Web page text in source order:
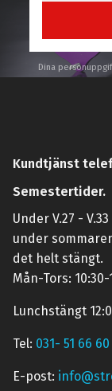
Dina
Kundtjänst
Semestertider.
Under V.27 -
under
det helt stängt.
Mån-Tors: 10:30-
Lunchstängt
Tel: 031- 51 66 60
E-post: